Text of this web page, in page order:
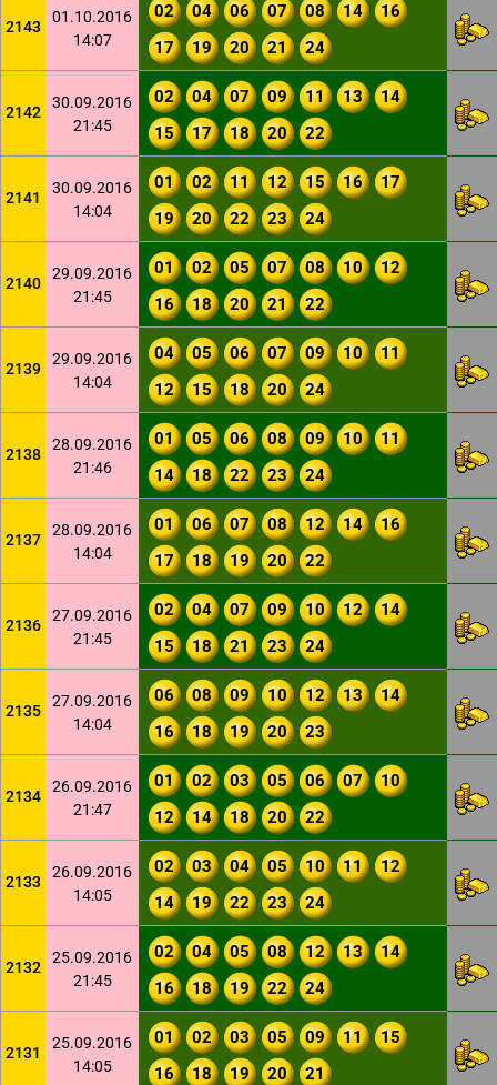
2143
01.10.2016
14:07
02 04 06 07 08 14
16
17
19 20 21 24
2142
30.09.2016
21:45
02 04 07 09 11 13
14
15
17 18 20 22
2141
30.09.2016
14:04
01 02 11 12 15 16
17
19
20 22 23 24
2140
29.09.2016
21:45
01 02 05 07 08 10
12
16
18 20 21 22
2139
29.09.2016
14:04
04 05 06 07 09 10
11
12
15 18 20 24
2138
28.09.2016
21:46
01 05 06 08 09 10
11
14
18 22 23 24
2137
28.09.2016
14:04
01 06 07 08 12 14
16
17
18 19 20 22
2136
27.09.2016
21:45
02 04 07 09 10 12
14
15
18 21 23 24
2135
27.09.2016
14:04
06 08 09 10 12 13
14
16
18 19 20 23
2134
26.09.2016
21:47
01 02 03 05 06 07
10
12
14 18 20 22
2133
26.09.2016
14:05
02 03 04 05 10 11
12
14
19 22 23 24
2132
25.09.2016
21:45
02 04 05 08 12 13
14
16
18 19 22 24
2131
25.09.2016
14:05
01 02 03 05 09 11
15
16
18 19 20 21